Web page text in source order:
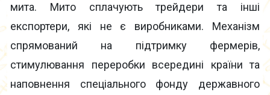
мита. Мито сплачують трейдери та інші
експортери, які не є виробниками. Механізм
спрямований на підтримку фермерів,
стимулювання переробки всередині країни та
наповнення спеціального фонду державного